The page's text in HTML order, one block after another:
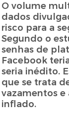
O volume
dados
risco para a
Segundo o
senhas de
Facebook
seria inédito.
que se trata
vazamentos
inflado.